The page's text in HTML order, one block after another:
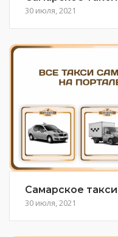
30 июля, 2021
Самарское
30 июля, 2021